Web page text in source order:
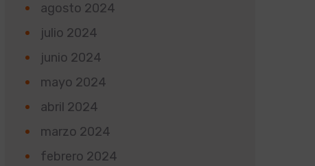
agosto 2024
julio 2024
junio 2024
mayo 2024
abril 2024
marzo 2024
febrero 2024